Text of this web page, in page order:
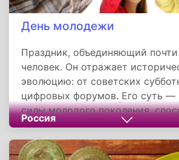
День молодежи
Праздник, объединяющий
человек. Он отражает
эволюцию: от советских
цифровых форумов. Его суть —
силы молодого поколения,
определять будущее страны, и
необходимости поддерживать
здоровье и устремления. Как
Россия